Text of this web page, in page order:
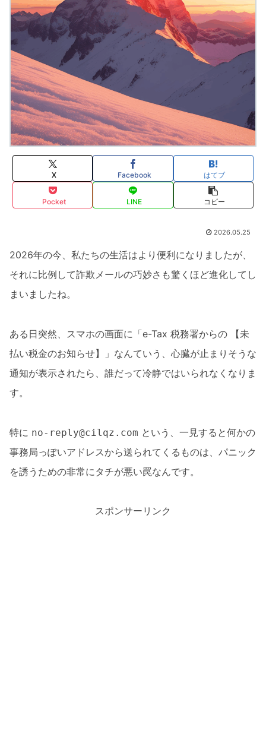
X Facebook はてブ
Pocket LINE コピー
2026.05.25
2026年の今、私たちの生活はより便利になりましたが、
それに比例して詐欺メールの巧妙さも驚くほど進化してし
まいましたね。
ある日突然、スマホの画面に「e-Tax 税務署からの 【未
払い税金のお知らせ】」なんていう、心臓が止まりそうな
通知が表示されたら、誰だって冷静ではいられなくなりま
す。
特に no-reply@cilqz.com という、一見すると何かの
事務局っぽいアドレスから送られてくるものは、パニック
を誘うための非常にタチが悪い罠なんです。
スポンサーリンク